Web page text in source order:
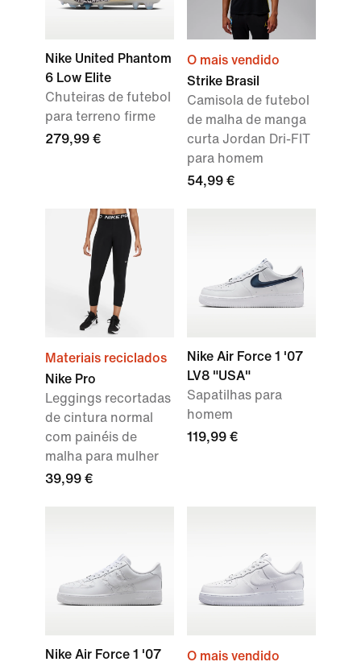
Nike United Phantom
6 Low Elite
Chuteiras de futebol
para terreno firme
279,99 €
O mais vendido
Strike Brasil
Camisola de futebol
de malha de manga
curta Jordan Dri-FIT
para homem
54,99 €
Materiais reciclados
Nike Pro
Leggings recortadas
de cintura normal
com painéis de
malha para mulher
39,99 €
Nike Air Force 1 '07
LV8 "USA"
Sapatilhas para
homem
119,99 €
Nike Air Force 1 '07
O mais vendido